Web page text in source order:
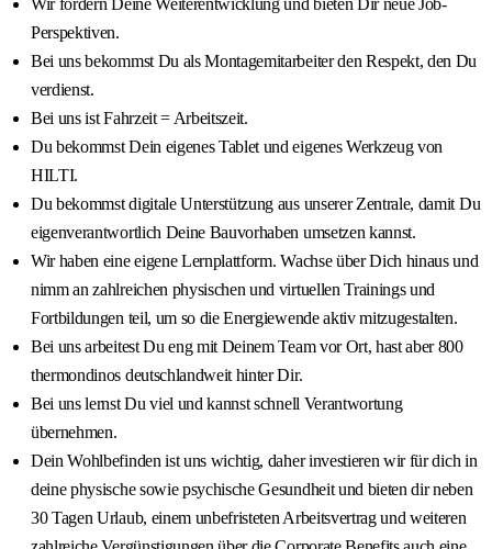
Wir fördern Deine Weiterentwicklung und bieten Dir neue Job-
Perspektiven.
Bei uns bekommst Du als Montagemitarbeiter den Respekt, den Du
verdienst.
Bei uns ist Fahrzeit = Arbeitszeit.
Du bekommst Dein eigenes Tablet und eigenes Werkzeug von
HILTI.
Du bekommst digitale Unterstützung aus unserer Zentrale, damit Du
eigenverantwortlich Deine Bauvorhaben umsetzen kannst.
Wir haben eine eigene Lernplattform. Wachse über Dich hinaus und
nimm an zahlreichen physischen und virtuellen Trainings und
Fortbildungen teil, um so die Energiewende aktiv mitzugestalten.
Bei uns arbeitest Du eng mit Deinem Team vor Ort, hast aber 800
thermondinos deutschlandweit hinter Dir.
Bei uns lernst Du viel und kannst schnell Verantwortung
übernehmen.
Dein Wohlbefinden ist uns wichtig, daher investieren wir für dich in
deine physische sowie psychische Gesundheit und bieten dir neben
30 Tagen Urlaub, einem unbefristeten Arbeitsvertrag und weiteren